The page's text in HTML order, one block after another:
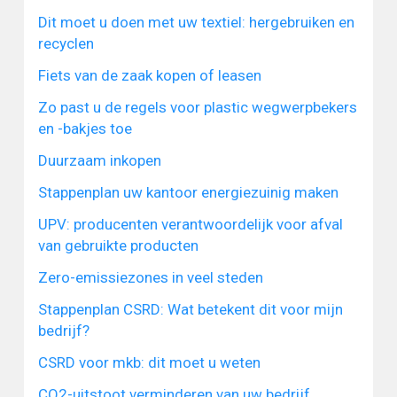
Dit moet u doen met uw textiel: hergebruiken en
recyclen
Fiets van de zaak kopen of leasen
Zo past u de regels voor plastic wegwerpbekers
en -bakjes toe
Duurzaam inkopen
Stappenplan uw kantoor energiezuinig maken
UPV: producenten verantwoordelijk voor afval
van gebruikte producten
Zero-emissiezones in veel steden
Stappenplan CSRD: Wat betekent dit voor mijn
bedrijf?
CSRD voor mkb: dit moet u weten